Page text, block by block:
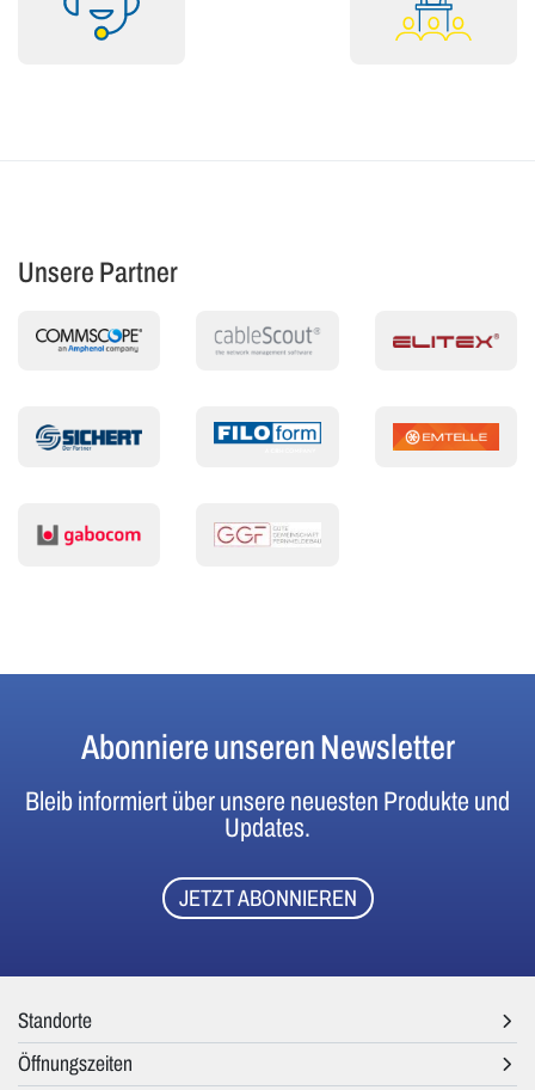
Unsere Partner
Abonniere unseren Newsletter
Bleib informiert über unsere neuesten Produkte und
Updates.
JETZT ABONNIEREN
Standorte
Öffnungszeiten